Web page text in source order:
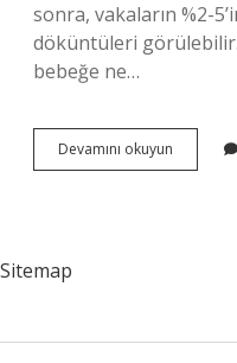
sonra, vakaların %2-
döküntüleri görülebilir.
bebeğe ne…
Devamını okuyun
Ay
Sitemap